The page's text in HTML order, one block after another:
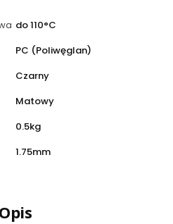
do 110°C
PC (Poliwęglan)
Czarny
Matowy
0.5kg
1.75mm
Opis